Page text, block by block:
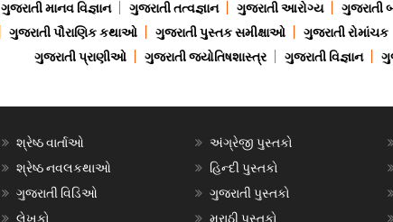
ગુજરાતી માનવ વિજ્ઞાન ગુજરાતી તત્વજ્ઞાન ગુજરાતી આરોગ્ય ગુજરાતી
ગુજરાતી પૌરાણિક કથાઓ ગુજરાતી પુસ્તક સમીક્ષાઓ ગુજરાતી રોમાંચક
ગુજરાતી પ્રાણીઓ
ગુજરાતી જ્યોતિષશાસ્ત્ર ગુજરાતી વિજ્ઞાન
શ્રેષ્ઠ વાર્તાઓ
શ્રેષ્ઠ નવલકથાઓ
ગુજરાતી વિડિઓ
લેખકો
અંગ્રેજી પુસ્તકો
હિન્દી પુસ્તકો
ગુજરાતી પુસ્તકો
મરાઠી પુસ્તકો